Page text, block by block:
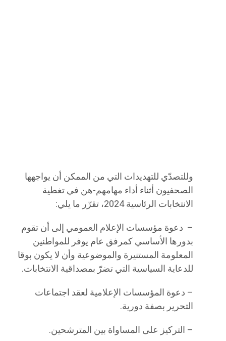
وللتصدّي للتهديدات التي من الممكن أن يواجهها
الصحفيون أثناء أداء مهامهم-هن في تغطية
الانتخابات الرئاسية 2024، تقرّر ما يلي:
– دعوة مؤسسات الإعلام العمومي إلى أن تقوم
بدورها الأساسي كمرفق عام يوفر للمواطنين
المعلومة المستنيرة والموضوعية وأن لا يكون بوقا
للدعاية السياسية التي تضرّ بمصداقية الانتخابات.
– دعوة المؤسسات الإعلامية لعقد اجتماعات
التحرير بصفة دورية.
– التركيز على المساواة بين المترشحين.